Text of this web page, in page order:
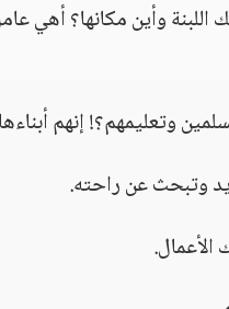
اللبنة وأين مكانها؟
وتعليمهم؟! إنهم
وتبحث عن راحته.